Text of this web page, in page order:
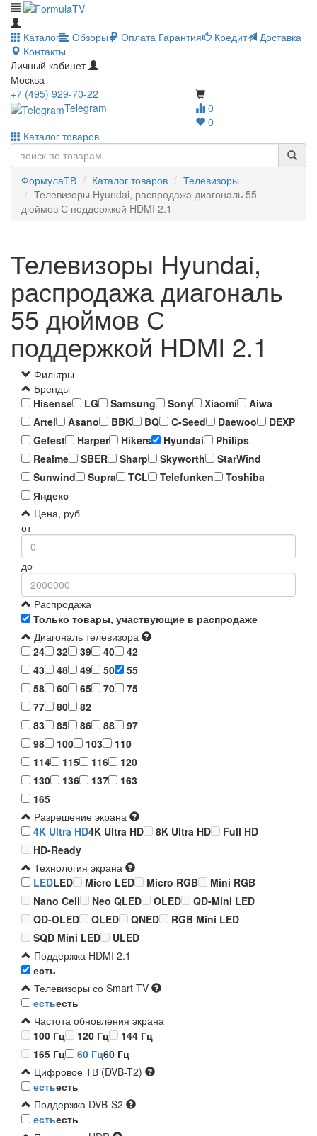
Каталог Обзоры Оплата Гарантия Кредит
Доставка
Контакты
Личный кабинет
Москва
0
0
+7 (495) 929-70-22
Telegram
Каталог товаров
ФормулаТВ Каталог товаров
Телевизоры
Телевизоры Hyundai, распродажа диагональ 55
дюймов С поддержкой HDMI 2.1
Телевизоры Hyundai,
распродажа диагональ
55 дюймов С
поддержкой HDMI 2.1
Фильтры
Бренды
Hisense
LG Samsung Sony Xiaomi
Aiwa
Artel
Asano BBK BQ C-Seed Daewoo
DEXP
Gefest
Harper Hikers Hyundai
Philips
Realme
SBER Sharp Skyworth
StarWind
Sunwind
Supra TCL Telefunken
Toshiba
Яндекс
Цена, руб
от
до
Распродажа
Только товары, участвующие в распродаже
Диагональ телевизора
24
32 39 40
42
43
48 49 50
55
58
60 65 70
75
77
80
82
83
85 86 88
97
98
100 103
110
114
115 116
120
130
136 137
163
165
Разрешение экрана
4K Ultra HD4K Ultra HD 8K Ultra HD
Full HD
HD-Ready
Технология экрана
LEDLED Micro LED Micro RGB
Mini RGB
Nano Cell
Neo QLED OLED
QD-Mini LED
QD-OLED
QLED QNED
RGB Mini LED
SQD Mini LED
ULED
Поддержка HDMI 2.1
есть
Телевизоры со Smart TV
естьесть
Частота обновления экрана
100 Гц
120 Гц
144 Гц
165 Гц
60 Гц60 Гц
Цифровое ТВ (DVB-T2)
естьесть
Поддержка DVB-S2
естьесть